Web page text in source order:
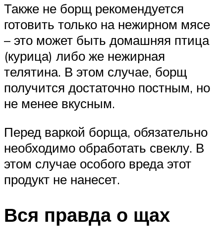
Также не борщ рекомендуется
готовить только на нежирном мясе
– это может быть домашняя птица
(курица) либо же нежирная
телятина. В этом случае, борщ
получится достаточно постным, но
не менее вкусным.
Перед варкой борща, обязательно
необходимо обработать свеклу. В
этом случае особого вреда этот
продукт не нанесет.
Вся правда о щах